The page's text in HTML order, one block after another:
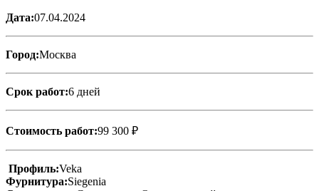
Дата:07.04.2024
Город:Москва
Срок работ:6 дней
Стоимость работ:99 300 ₽
Профиль:Veka
Фурнитура:Siegenia